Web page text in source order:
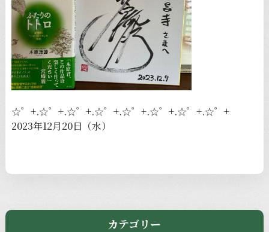
☆゜+.☆゜+.☆゜+.☆゜+.☆゜+.☆゜+.☆゜+.☆゜+
2023年12月20日（水）
カテゴリー